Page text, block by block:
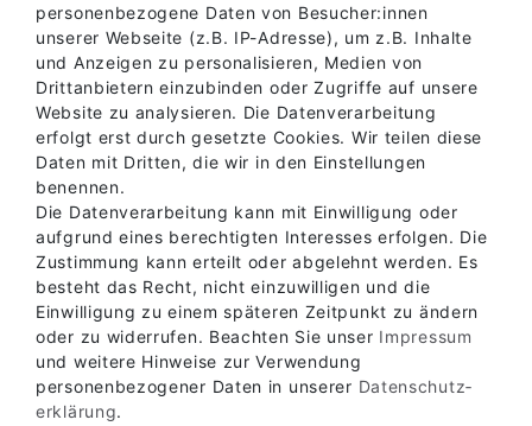
Sachverständigen!
Übrigens: Mit unserengelochten
Sichtschutzstreifen
PREMIUM reduzieren Sie die Windlast auf den Zaun
deutlich...
Zu den gelochten Sichtschutzstreifen
personenbezogene Daten von Besucher:innen
unserer Webseite (z.B. IP-Adresse), um z.B. Inhalte
und Anzeigen zu personalisieren, Medien von
Drittanbietern einzubinden oder Zugriffe auf unsere
Website zu analysieren. Die Datenverarbeitung
erfolgt erst durch gesetzte Cookies. Wir teilen diese
Daten mit Dritten, die wir in den Einstellungen
benennen.
Die Datenverarbeitung kann mit Einwilligung oder
aufgrund eines berechtigten Interesses erfolgen. Die
Zustimmung kann erteilt oder abgelehnt werden. Es
besteht das Recht, nicht einzuwilligen und die
Einwilligung zu einem späteren Zeitpunkt zu ändern
oder zu widerrufen. Beachten Sie unser Impressum
und weitere Hinweise zur Verwendung
personenbezogener Daten in unserer Daten­schutz­
erklärung.